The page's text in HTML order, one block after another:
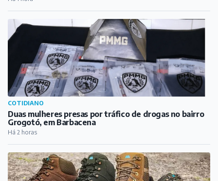
Há 2 horas
EMPREGOS, CURSOS E CONCURSOS
Marluvas avalia expansão na região das Vertentes e
abre cadastro para banco de talentos
Há 3 horas